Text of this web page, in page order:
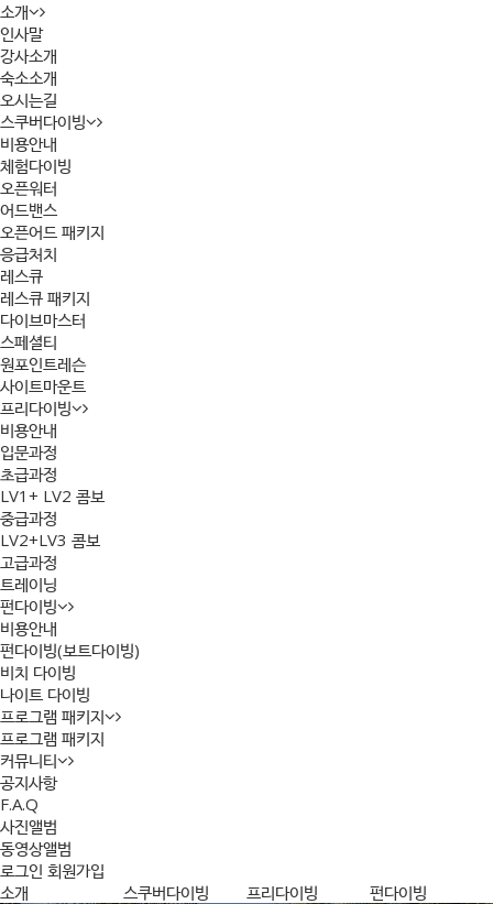
소개
인사말
강사소개
숙소소개
오시는길
스쿠버다이빙
비용안내
체험다이빙
오픈워터
어드밴스
오픈어드 패키지
응급처치
레스큐
레스큐 패키지
다이브마스터
스페셜티
원포인트레슨
사이트마운트
프리다이빙
비용안내
입문과정
초급과정
LV1+ LV2 콤보
중급과정
LV2+LV3 콤보
고급과정
트레이닝
펀다이빙
비용안내
펀다이빙(보트다이빙)
비치 다이빙
나이트 다이빙
프로그램 패키지
프로그램 패키지
커뮤니티
공지사항
F.A.Q
사진앨범
동영상앨범
로그인 회원가입
소개
스쿠버다이빙 프리다이빙 펀다이빙